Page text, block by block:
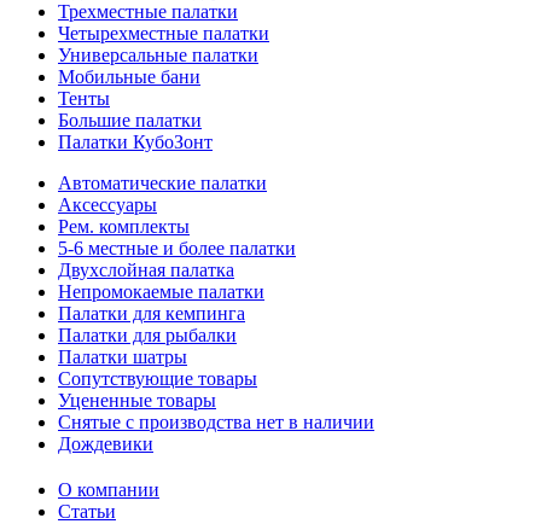
Трехместные палатки
Четырехместные палатки
Универсальные палатки
Мобильные бани
Тенты
Большие палатки
Палатки КубоЗонт
Автоматические палатки
Аксессуары
Рем. комплекты
5-6 местные и более палатки
Двухслойная палатка
Непромокаемые палатки
Палатки для кемпинга
Палатки для рыбалки
Палатки шатры
Сопутствующие товары
Уцененные товары
Снятые с производства нет в наличии
Дождевики
О компании
Статьи